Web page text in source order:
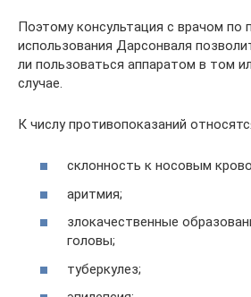
Поэтому консультация с врачом по
использования Дарсонваля
ли пользоваться аппаратом в том
случае.
К числу противопоказаний
склонность к носовым
аритмия;
злокачественные
головы;
туберкулез;